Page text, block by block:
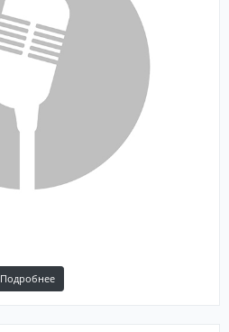
Подробнее